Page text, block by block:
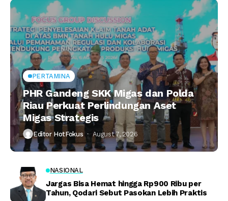
PERTAMINA
PHR Gandeng SKK Migas dan Polda
Riau Perkuat Perlindungan Aset
Migas Strategis
Editor HotFokus August 7, 2026
NASIONAL
Jargas Bisa Hemat hingga Rp900 Ribu per
Tahun, Qodari Sebut Pasokan Lebih Praktis